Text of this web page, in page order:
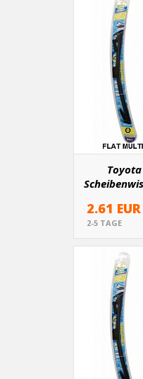
Toyota
2.61 EUR
2-5 TAGE